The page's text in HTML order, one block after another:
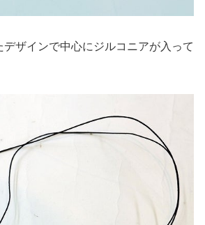
ザインで中心にジルコニアが入って